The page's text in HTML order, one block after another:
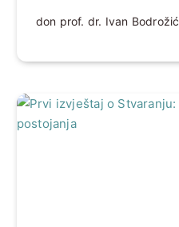
don prof. dr. Ivan Bodrožić